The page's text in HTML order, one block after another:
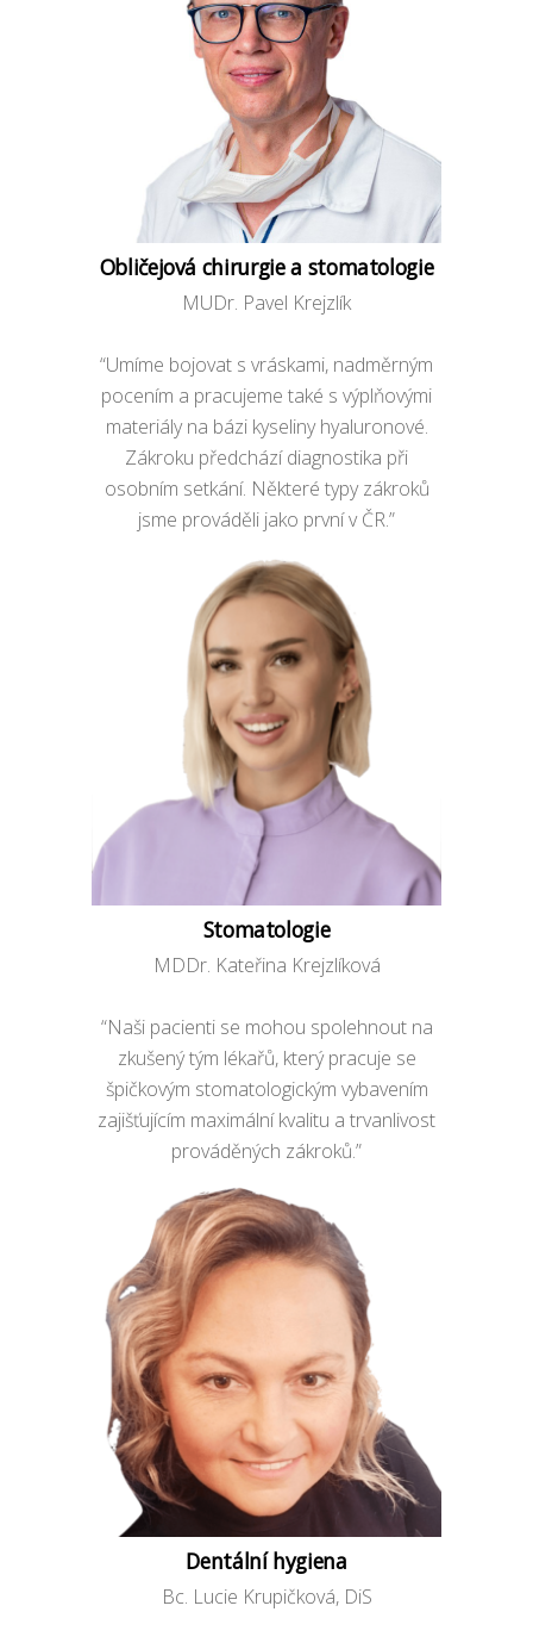
Obličejová chirurgie a stomatologie
MUDr. Pavel Krejzlík
“Umíme bojovat s vráskami, nadměrným
pocením a pracujeme také s výplňovými
materiály na bázi kyseliny hyaluronové.
Zákroku předchází diagnostika při
osobním setkání. Některé typy zákroků
jsme prováděli jako první v ČR.”
Stomatologie
MDDr. Kateřina Krejzlíková
“Naši pacienti se mohou spolehnout na
zkušený tým lékařů, který pracuje se
špičkovým stomatologickým vybavením
zajišťujícím maximální kvalitu a trvanlivost
prováděných zákroků.”
Dentální hygiena
Bc. Lucie Krupičková, DiS